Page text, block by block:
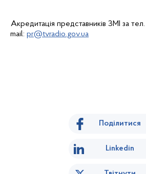
Акредитація представників ЗМІ за тел
mail: pr@tvradio.gov.ua
Поділитися
Linkedin